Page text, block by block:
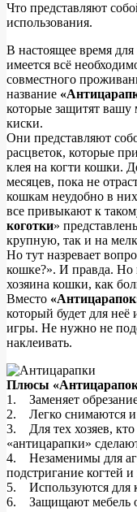
Что представляют
использования.
В настоящее время
имеется всё
совместного
название
которые защитят вашу
киски.
Они представляют
расцветок, которые
клея на когти кошки.
месяцев, пока не
кошкам неудобно в
все привыкают к
коготки»
крупную, так и на
Но тут назревает
кошке?». И правда. Но
хозяина кошки, как
Вместо
который будет для
игры. Не нужно не
наклеивать.
Плюсы
1. Заменяет
2. Легко снимаются и
3. Для тех хозяев,
«антицарапки»
4. Незаменимы для
подстригание когтей
5. Используются для
6. Защищают мебель